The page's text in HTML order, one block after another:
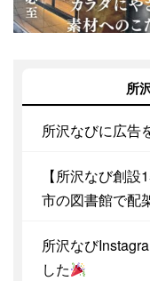
所
所沢なびに広告
【所沢なび創
市の図書館で配
所沢なび
した